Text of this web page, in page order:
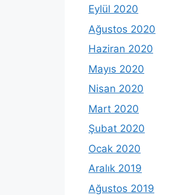
Eylül 2020
Ağustos 2020
Haziran 2020
Mayıs 2020
Nisan 2020
Mart 2020
Şubat 2020
Ocak 2020
Aralık 2019
Ağustos 2019